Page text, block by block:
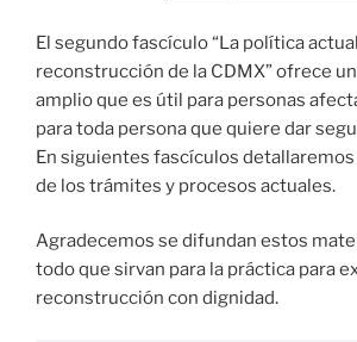
El segundo fascículo “La política
reconstrucción de la CDMX” ofrece
amplio que es útil para personas
para toda persona que quiere dar
En siguientes fascículos
de los trámites y procesos actuales.
Agradecemos se difundan estos
todo que sirvan para la práctica para
reconstrucción con dignidad.